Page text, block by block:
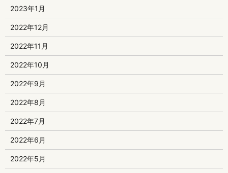
2023年1月
2022年12月
2022年11月
2022年10月
2022年9月
2022年8月
2022年7月
2022年6月
2022年5月